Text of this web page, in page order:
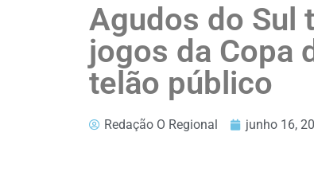
Agudos do Sul
jogos da Copa
telão público
Redação O Regional junho 16,